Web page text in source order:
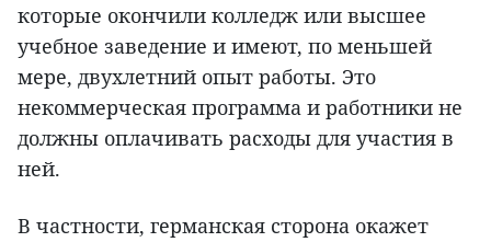
которые окончили колледж или высшее
учебное заведение и имеют, по меньшей
мере, двухлетний опыт работы. Это
некоммерческая программа и работники не
должны оплачивать расходы для участия в
ней.
В частности, германская сторона окажет